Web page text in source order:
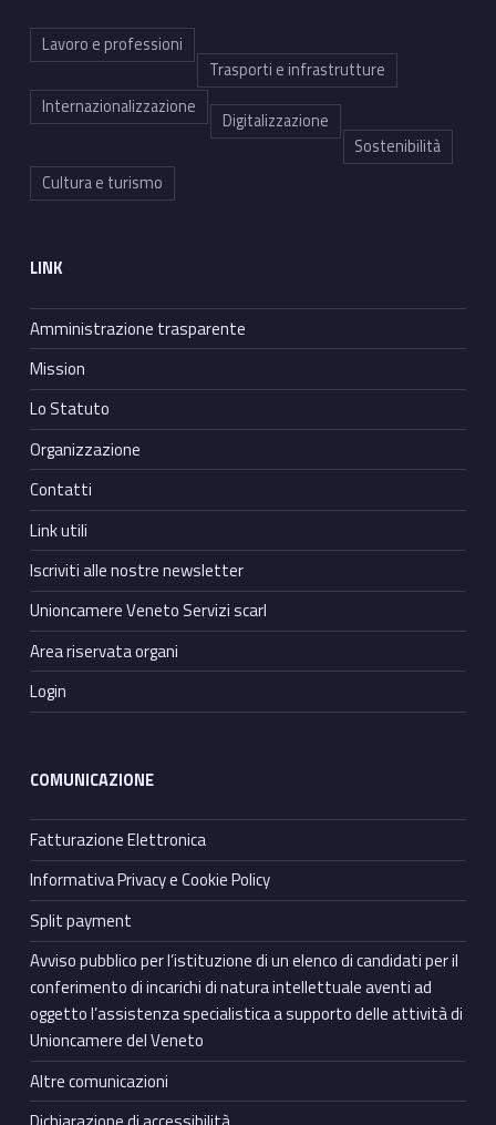
Lavoro e professioni
Trasporti e infrastrutture
Internazionalizzazione
Digitalizzazione
Sostenibilità
Cultura e turismo
LINK
Amministrazione trasparente
Mission
Lo Statuto
Organizzazione
Contatti
Link utili
Iscriviti alle nostre newsletter
Unioncamere Veneto Servizi scarl
Area riservata organi
Login
COMUNICAZIONE
Fatturazione Elettronica
Informativa Privacy e Cookie Policy
Split payment
Avviso pubblico per l’istituzione di un elenco di candidati per il
conferimento di incarichi di natura intellettuale aventi ad
oggetto l’assistenza specialistica a supporto delle attività di
Unioncamere del Veneto
Altre comunicazioni